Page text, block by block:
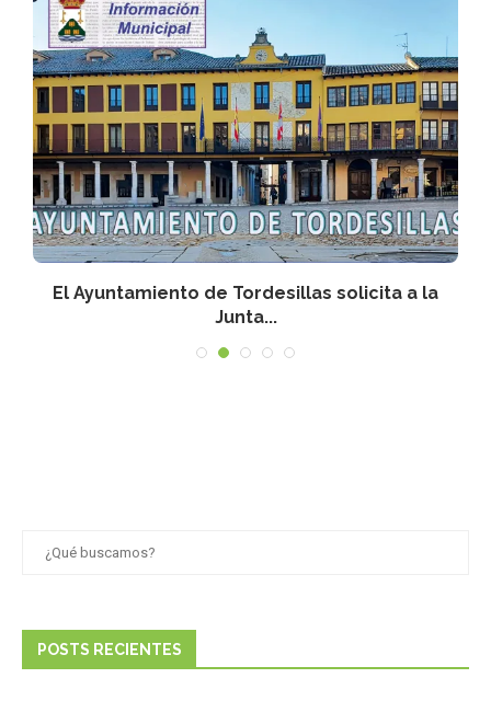
El Ayuntamiento de Tordesillas solicita a la
Junta...
POSTS RECIENTES